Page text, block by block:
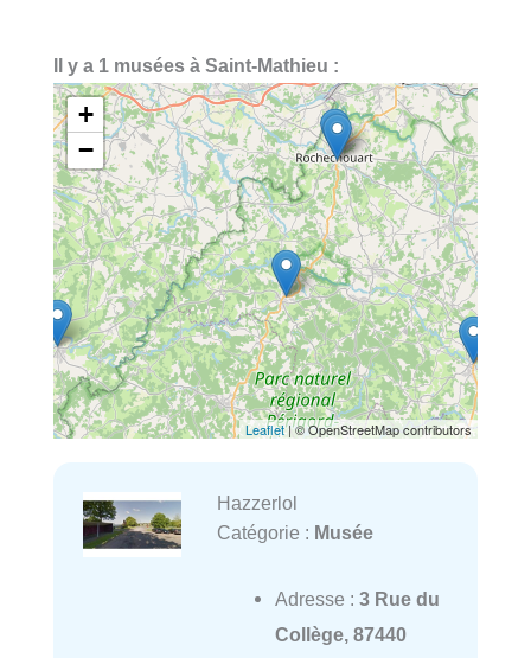
Il y a 1 musées à Saint-Mathieu :
+
−
Leaflet| © OpenStreetMap contributors
Hazzerlol
Catégorie : Musée
Adresse : 3 Rue du
Collège, 87440